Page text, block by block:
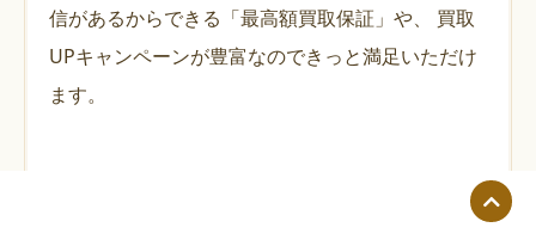
信があるからできる「最高額買取保証」や、
買取
UPキャンペーンが豊富なのできっと満足いただけ
ます。